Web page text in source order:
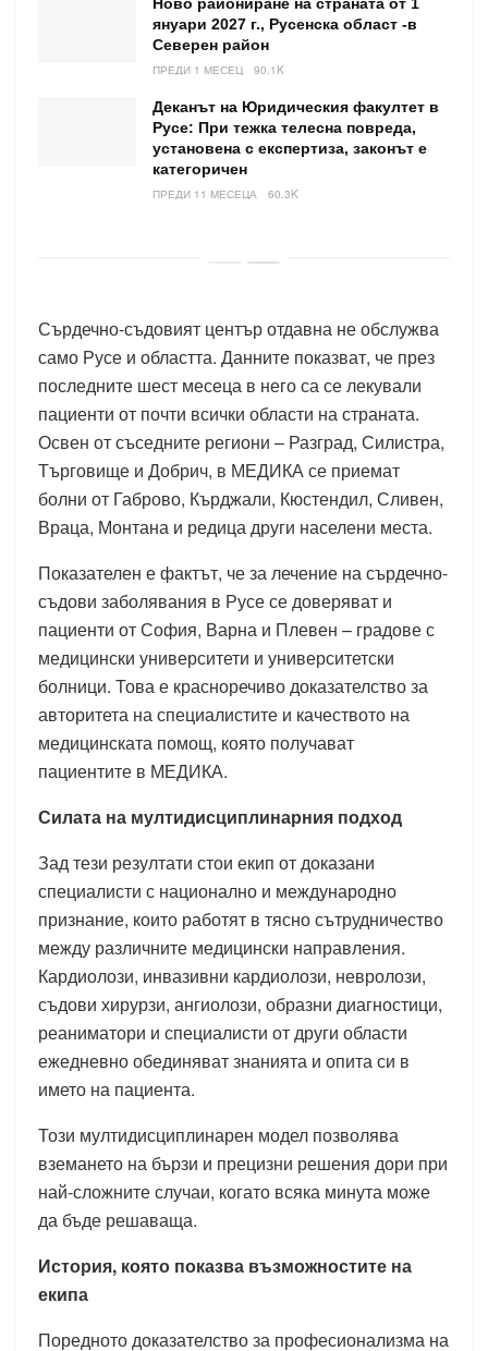
януари 2027 г., Русенска област -в
Северен район
ПРЕДИ 1 МЕСЕЦ 90.1K
Деканът на Юридическия факултет в
Русе: При тежка телесна повреда,
установена с експертиза, законът е
категоричен
ПРЕДИ 11 МЕСЕЦА 60.3K
Сърдечно-съдовият център отдавна не обслужва
само Русе и областта. Данните показват, че през
последните шест месеца в него са се лекували
пациенти от почти всички области на страната.
Освен от съседните региони – Разград, Силистра,
Търговище и Добрич, в МЕДИКА се приемат
болни от Габрово, Кърджали, Кюстендил, Сливен,
Враца, Монтана и редица други населени места.
Показателен е фактът, че за лечение на сърдечно-
съдови заболявания в Русе се доверяват и
пациенти от София, Варна и Плевен – градове с
медицински университети и университетски
болници. Това е красноречиво доказателство за
авторитета на специалистите и качеството на
медицинската помощ, която получават
пациентите в МЕДИКА.
Силата на мултидисциплинарния подход
Зад тези резултати стои екип от доказани
специалисти с национално и международно
признание, които работят в тясно сътрудничество
между различните медицински направления.
Кардиолози, инвазивни кардиолози, невролози,
съдови хирурзи, ангиолози, образни диагностици,
реаниматори и специалисти от други области
ежедневно обединяват знанията и опита си в
името на пациента.
Този мултидисциплинарен модел позволява
вземането на бързи и прецизни решения дори при
най-сложните случаи, когато всяка минута може
да бъде решаваща.
История, която показва възможностите на
екипа
Поредното доказателство за професионализма на